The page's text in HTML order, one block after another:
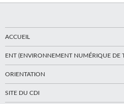
ACCUEIL
ENT (ENVIRONNEMENT NUMÉRIQUE DE
ORIENTATION
SITE DU CDI